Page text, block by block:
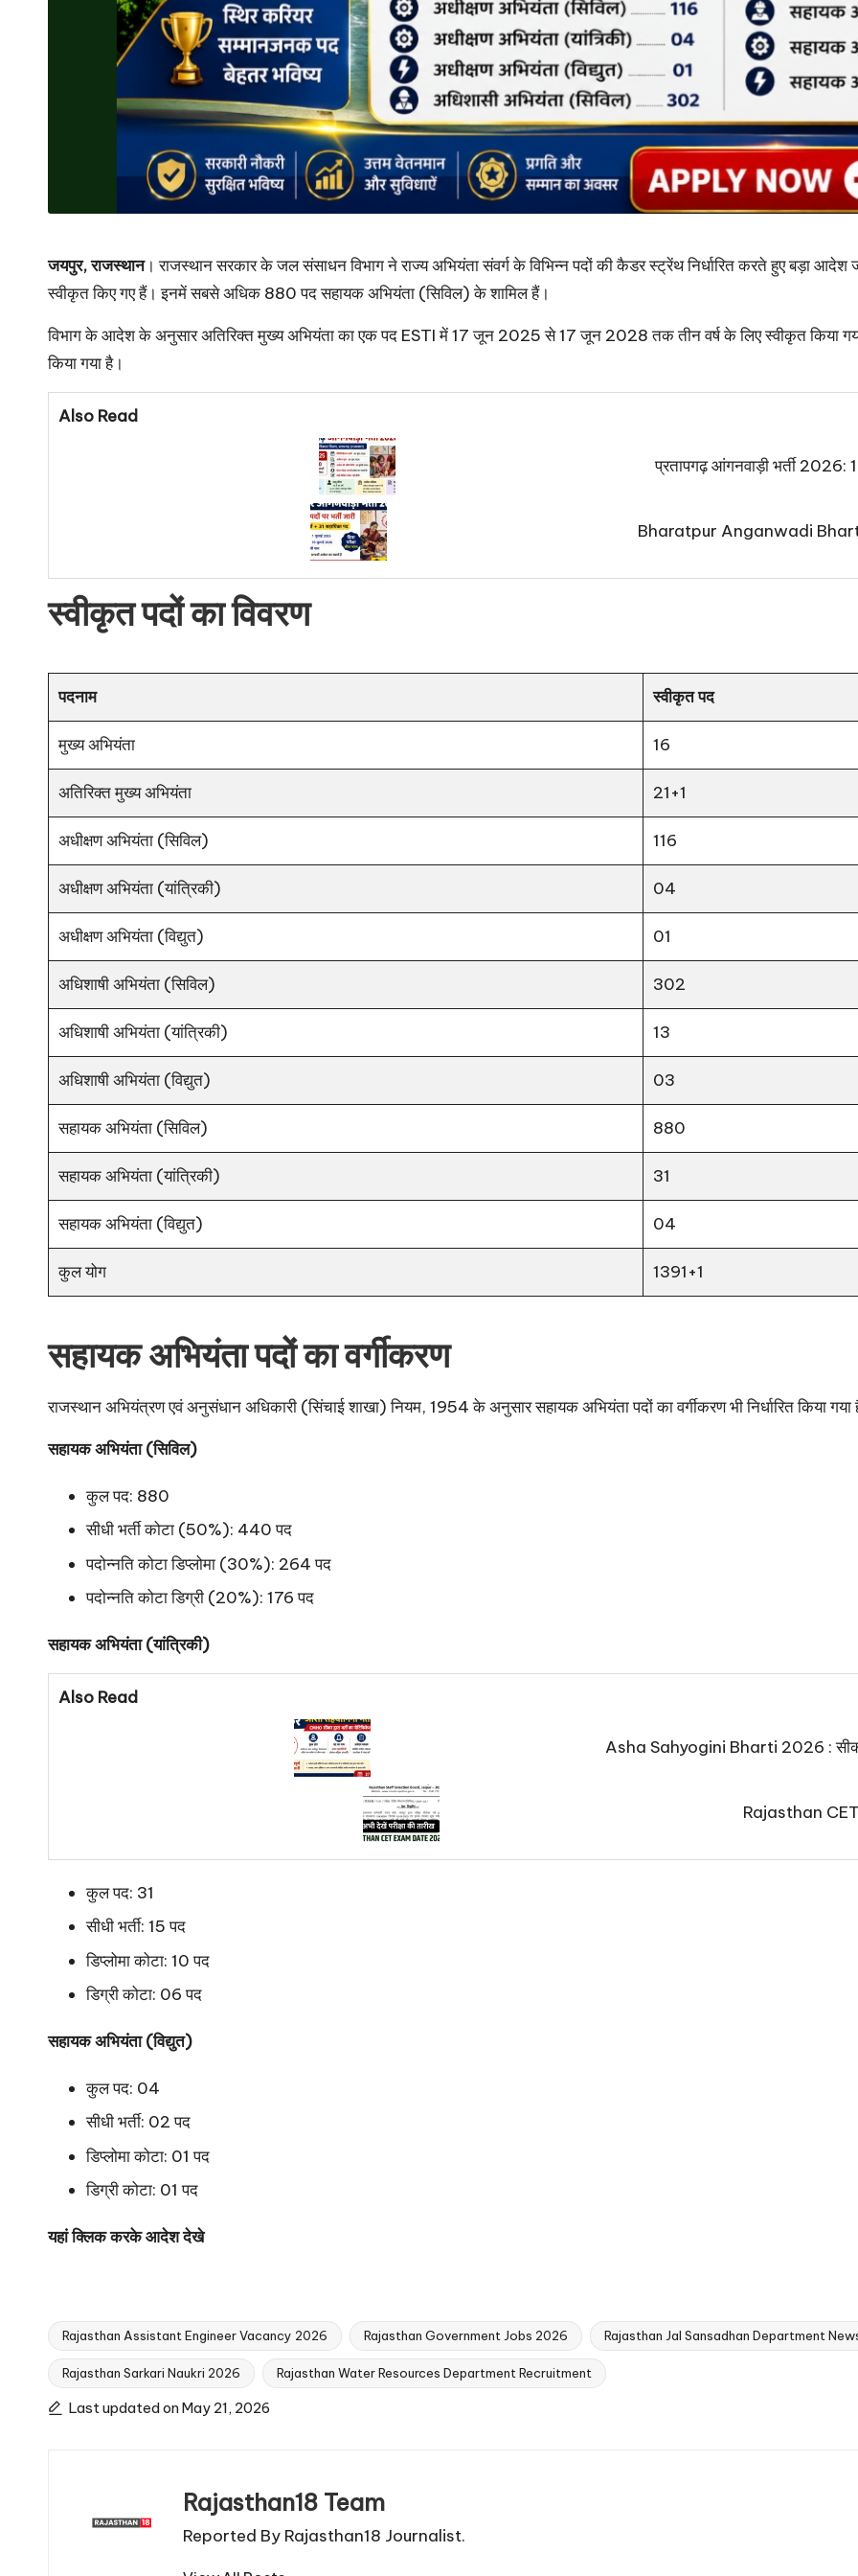
जयपुर, राजस्थान। राजस्थान सरकार के जल संसाधन विभाग ने राज्य अभियंता संवर्ग के विभिन्न पदों की कैडर स्ट्रेंथ निर्धारित करते हुए बड़ा आदेश
स्वीकृत किए गए हैं। इनमें सबसे अधिक 880 पद सहायक अभियंता (सिविल) के शामिल हैं।
विभाग के आदेश के अनुसार अतिरिक्त मुख्य अभियंता का एक पद ESTI में 17 जून 2025 से 17 जून 2028 तक तीन वर्ष के लिए स्वीकृत किया गया
किया गया है।
Also Read
प्रतापगढ़ आंगनवाड़ी भर्ती 2026:
Bharatpur Anganwadi Bharti
स्वीकृत पदों का विवरण
पदनाम स्वीकृत पद
मुख्य अभियंता 16
अतिरिक्त मुख्य अभियंता 21+1
अधीक्षण अभियंता (सिविल) 116
अधीक्षण अभियंता (यांत्रिकी) 04
अधीक्षण अभियंता (विद्युत) 01
अधिशाषी अभियंता (सिविल) 302
अधिशाषी अभियंता (यांत्रिकी) 13
अधिशाषी अभियंता (विद्युत) 03
सहायक अभियंता (सिविल) 880
सहायक अभियंता (यांत्रिकी) 31
सहायक अभियंता (विद्युत) 04
कुल योग 1391+1
सहायक अभियंता पदों का वर्गीकरण
राजस्थान अभियंत्रण एवं अनुसंधान अधिकारी (सिंचाई शाखा) नियम, 1954 के अनुसार सहायक अभियंता पदों का वर्गीकरण भी निर्धारित किया गया
सहायक अभियंता (सिविल)
कुल पद: 880
सीधी भर्ती कोटा (50%): 440 पद
पदोन्नति कोटा डिप्लोमा (30%): 264 पद
पदोन्नति कोटा डिग्री (20%): 176 पद
सहायक अभियंता (यांत्रिकी)
Also Read
Asha Sahyogini Bharti 2026 : सीकर
Rajasthan CET
कुल पद: 31
सीधी भर्ती: 15 पद
डिप्लोमा कोटा: 10 पद
डिग्री कोटा: 06 पद
सहायक अभियंता (विद्युत)
कुल पद: 04
सीधी भर्ती: 02 पद
डिप्लोमा कोटा: 01 पद
डिग्री कोटा: 01 पद
यहां क्लिक करके आदेश देखे
Tags:
Rajasthan Assistant Engineer Vacancy 2026 Rajasthan Government Jobs 2026 Rajasthan Jal Sansadhan Department
Rajasthan Sarkari Naukri 2026 Rajasthan Water Resources Department Recruitment
Last updated on May 21, 2026
Rajasthan18 Team
Reported By Rajasthan18 Journalist.